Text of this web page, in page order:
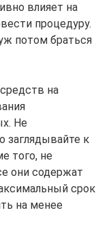
влияет на
процедуру.
потом браться
на
Не
заглядывайте к
того, не
они содержат
срок
на менее